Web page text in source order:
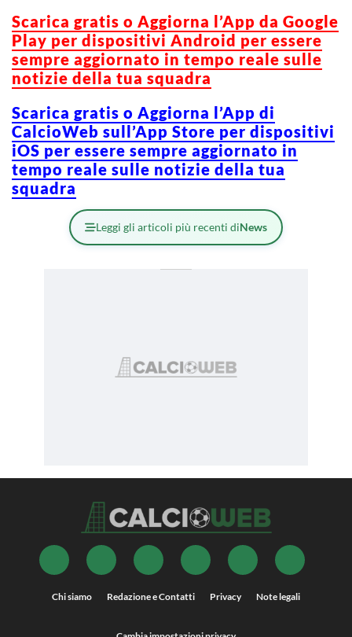
Scarica gratis o Aggiorna l’App da Google
Play per dispositivi Android per essere
sempre aggiornato in tempo reale sulle
notizie della tua squadra
Scarica gratis o Aggiorna l’App di
CalcioWeb sull’App Store per dispositivi
iOS per essere sempre aggiornato in
tempo reale sulle notizie della tua
squadra
Leggi gli articoli più recenti diNews
Chi siamo Redazione e Contatti Privacy Note legali